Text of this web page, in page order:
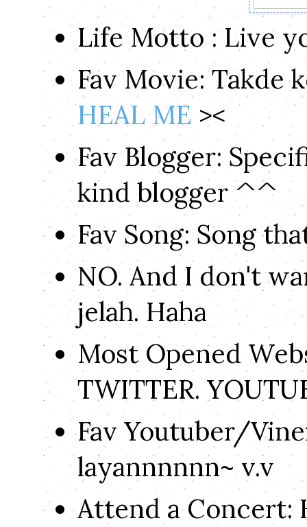
Life Motto : Live
Fav Movie: Takde
HEAL ME><
Fav Blogger:
kind blogger ^^
Fav Song: Song
NO. And I don't
jelah. Haha
Most Opened
TWITTER.
Fav Youtuber/
layannnnnn~ v.v
Attend a Concert: